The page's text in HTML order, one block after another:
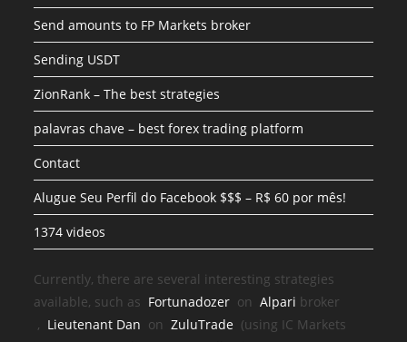
Send amounts to FP Markets broker
Sending USDT
ZionRank – The best strategies
palavras chave – best forex trading platform
Contact
Alugue Seu Perfil do Facebook $$$ – R$ 60 por mês!
1374 videos
Currently, there are several interesting strategies
available, such as Fortunadozer onAlpari broker
, Lieutenant Dan onZuluTrade (using IC Markets